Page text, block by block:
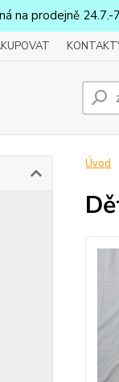
na prodejně
Úvod